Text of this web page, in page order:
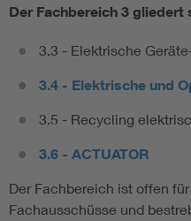
Der Fachbereich 3 gliedert
3.3 - Elektrische
3.4 - Elektrische und
3.5 - Recycling
3.6 - ACTUATOR
Der Fachbereich ist offen
Fachausschüsse und